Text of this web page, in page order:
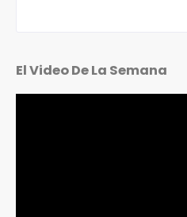
El Video De La Semana